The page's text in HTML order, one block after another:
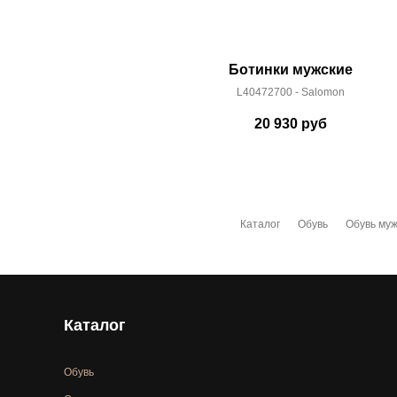
Ботинки мужские
L40472700 - Salomon
20 930 руб
Каталог Обувь Обувь
Каталог
Обувь